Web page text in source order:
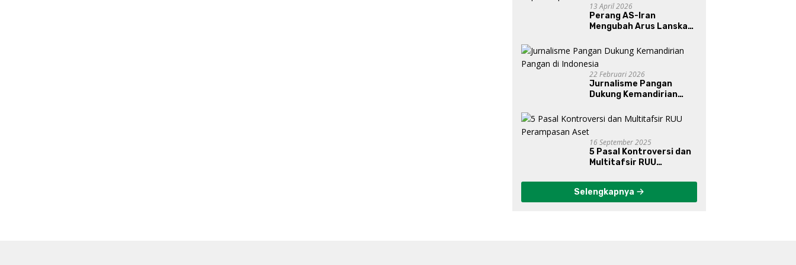
13 April 2026
Perang AS-Iran
Mengubah Arus Lanskap
Bawah Kepemimpinan
Prabowo-Gibran?
22 Februari 2026
Jurnalisme Pangan
Dukung Kemandirian
16 September 2025
5 Pasal Kontroversi dan
Multitafsir RUU
Selengkapnya